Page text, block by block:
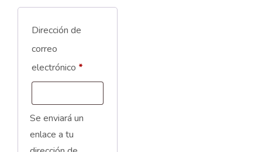
Dirección de
correo
electrónico *
Se enviará un
enlace a tu